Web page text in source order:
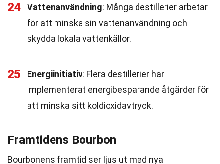
24 Vattenanvändning: Många destillerier arbetar
för att minska sin vattenanvändning och
skydda lokala vattenkällor.
25 Energiinitiativ: Flera destillerier har
implementerat energibesparande åtgärder för
att minska sitt koldioxidavtryck.
Framtidens Bourbon
Bourbonens framtid ser ljus ut med nya